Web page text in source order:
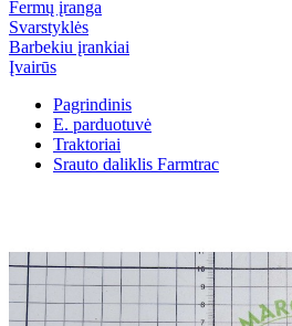
Fermų įranga
Svarstyklės
Barbekiu įrankiai
Įvairūs
Pagrindinis
E. parduotuvė
Traktoriai
Srauto daliklis Farmtrac